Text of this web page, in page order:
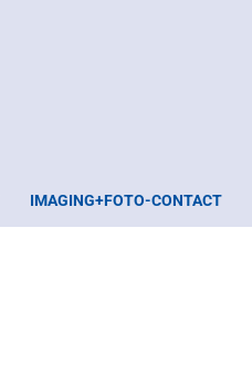
IMAGING+FOTO-CONTACT